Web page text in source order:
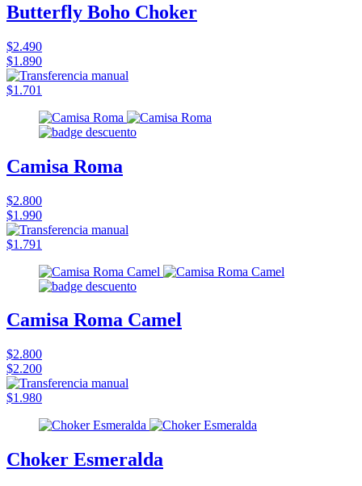
Butterfly Boho Choker
$2.490
$1.890
$1.701
Camisa Roma
$2.800
$1.990
$1.791
Camisa Roma Camel
$2.800
$2.200
$1.980
Choker Esmeralda